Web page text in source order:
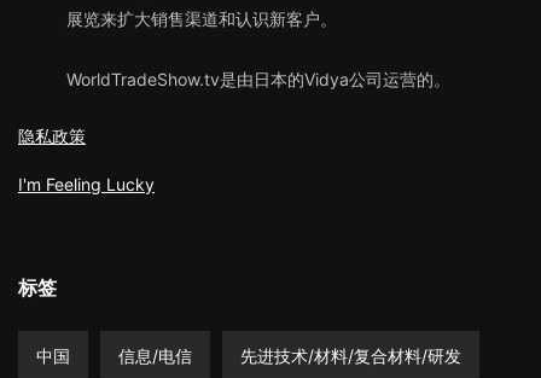
展览来扩大销售渠道和认识新客户。
WorldTradeShow.tv是由日本的Vidya公司运营的。
隐私政策
I'm Feeling Lucky
标签
中国 信息/电信 先进技术/材料/复合材料/研发